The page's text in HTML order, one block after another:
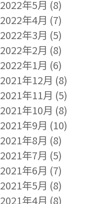
2022年5月 (8)
2022年4月 (7)
2022年3月 (5)
2022年2月 (8)
2022年1月 (6)
2021年12月 (8)
2021年11月 (5)
2021年10月 (8)
2021年9月 (10)
2021年8月 (8)
2021年7月 (5)
2021年6月 (7)
2021年5月 (8)
2021年4月 (8)